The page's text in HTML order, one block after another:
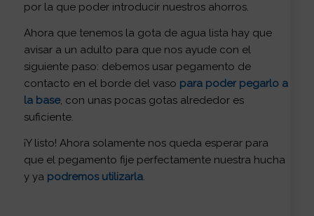
por la que poder introducir nuestros ahorros.
Ahora que tenemos la gota de agua lista hay que
avisar a un adulto para que nos ayude con el
siguiente paso: debemos usar pegamento de
contacto en el borde del vaso para poder pegarlo a
la base, con unas pocas gotas alrededor es
suficiente.
¡Y listo! Ahora solamente nos queda esperar para
que el pegamento fije perfectamente nuestra hucha
y ya podremos utilizarla.